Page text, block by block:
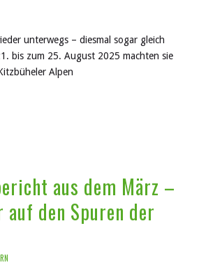
unterwegs – diesmal sogar gleich
bis zum 25. August 2025 machten sie
Alpen
aus dem März –
auf den Spuren der